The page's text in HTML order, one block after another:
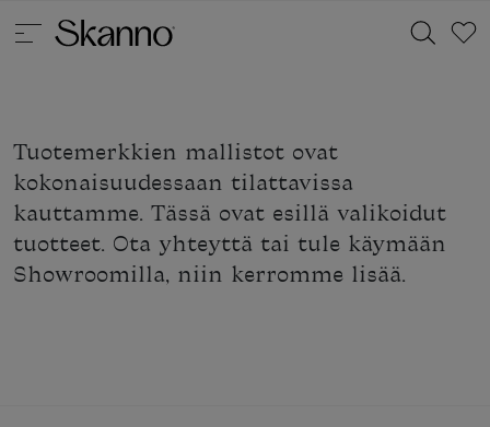
Haku
Type 2 or more characters for results.
Tuotemerkkien mallistot ovat
kokonaisuudessaan tilattavissa
kauttamme. Tässä ovat esillä valikoidut
tuotteet. Ota yhteyttä tai tule käymään
Showroomilla, niin kerromme lisää.